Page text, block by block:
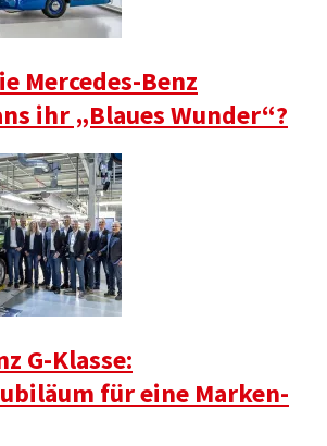
Mercedes-Benz
ihr „Blaues Wunder“?
G-Klasse:
für eine Marken-